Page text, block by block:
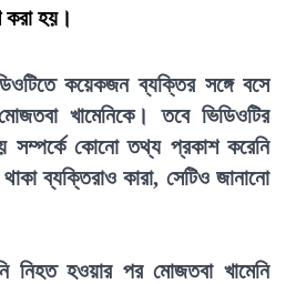
করা হয়।
কয়েকজন ব্যক্তির সঙ্গে বসে
খামেনিকে। তবে ভিডিওটির
সম্পর্কে কোনো তথ্য প্রকাশ করেনি
ব্যক্তিরাও কারা, সেটিও জানানো
নিহত হওয়ার পর মোজতবা খামেনি